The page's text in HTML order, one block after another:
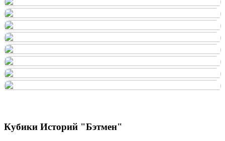
Кубики Историй "Бэтмен"